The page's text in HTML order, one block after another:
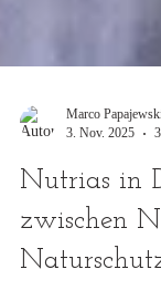
Marco
3. Nov. 2025
Nutrias in
zwischen